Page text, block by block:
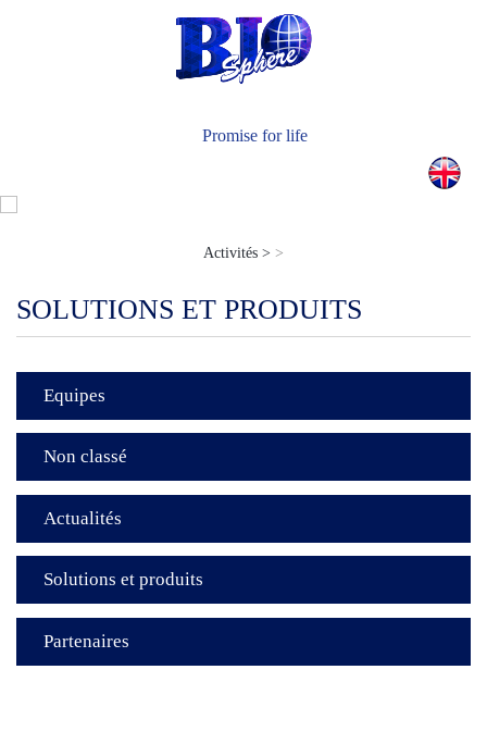
Promise for life
Activités > >
SOLUTIONS ET PRODUITS
Equipes
Non classé
Actualités
Solutions et produits
Partenaires